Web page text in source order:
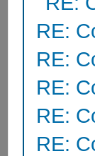
RE:
RE:
RE:
RE:
RE: